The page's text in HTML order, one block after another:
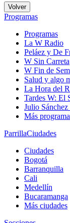
Volver
Programas
Programas
La W Radio
Peláez y De
W Sin Carreta
W Fin de
Salud y algo
La Hora del
Tardes W: El
Julio
Más
ParrillaCiudades
Ciudades
Bogotá
Barranquilla
Cali
Medellín
Bucaramanga
Más ciudades